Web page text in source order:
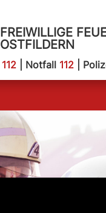
FREIWILLIGE
OSTFILDERN
112| Notfall 112|